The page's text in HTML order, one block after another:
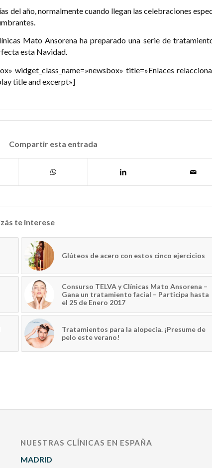
del año, normalmente cuando llegan las celebraciones
Mato Ansorena ha preparado una serie de
esta Navidad.
widget_class_name=»newsbox» title=»Enlaces
title and excerpt»]
Compartir esta entrada
te interese
Glúteos de acero con estos cinco ejercicios
Consurso TELVA y Clínicas Mato Ansorena –
Gana un tratamiento facial – Participa hasta
el 25 de Enero 2017
Tratamientos para la alopecia. ¡Presume de
pelo este verano!
NUESTRAS CLÍNICAS EN ESPAÑA
MADRID